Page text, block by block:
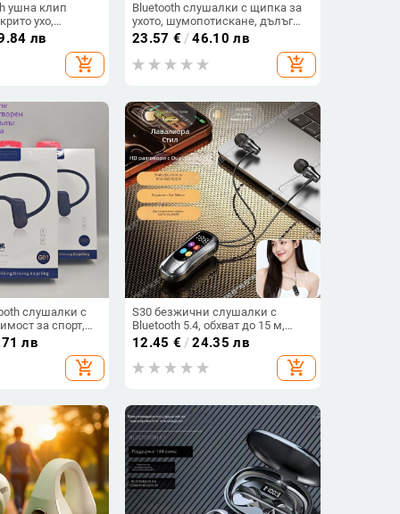
ушна клип
ухо,
5.0, повече
на батерията,
TAT3469
лв
add_shopping_cart
Bluetooth слушалки с щипка за
ухото, шумопотискане, дълъг
живот на батерията >8 ч, стерео
звук, обхват 10 м, Bluetooth 5.4
23.57 € /46.10 лв
add_shopping_cart
слушалки с
за спорт,
дизайн
лв
add_shopping_cart
S30 безжични слушалки с
Bluetooth 5.4, обхват до 15 м,
стерео звук, цифров дисплей,
живот на батерията 4–8 ч
12.45 € /24.35 лв
add_shopping_cart